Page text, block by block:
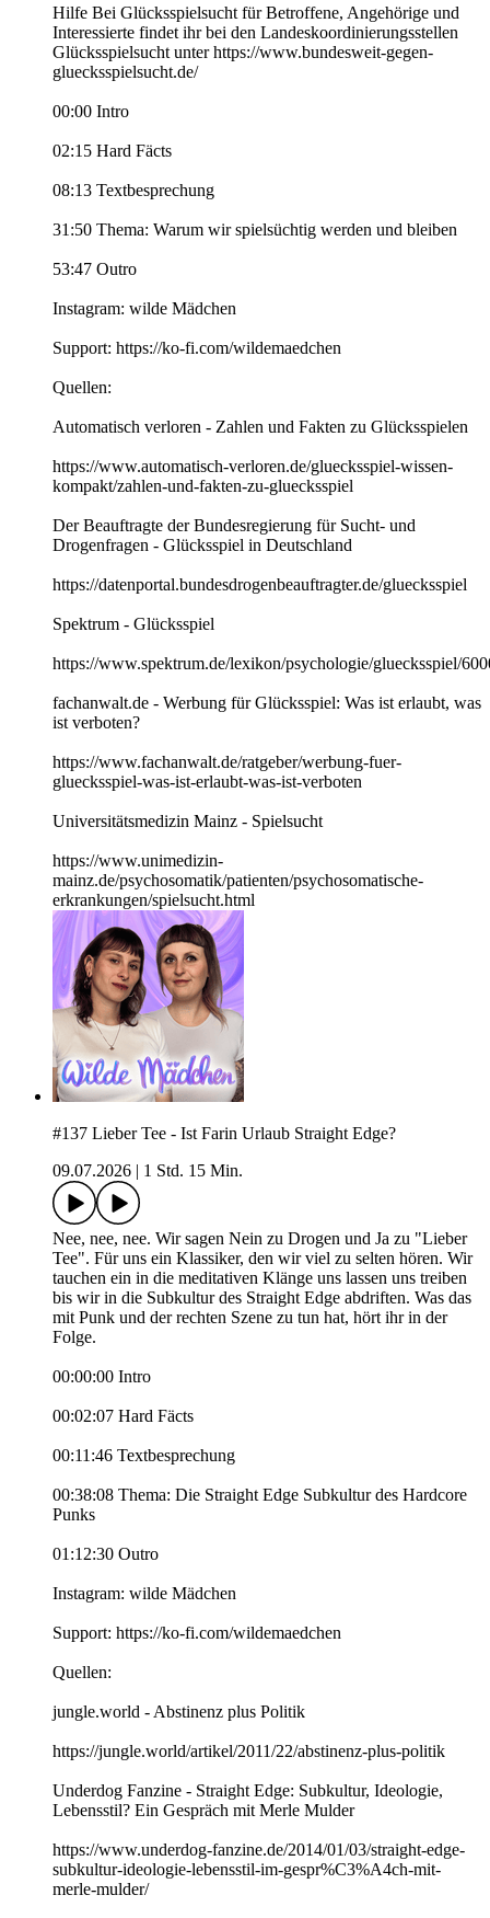
Hilfe Bei Glücksspielsucht für Betroffene, Angehörige und
Interessierte findet ihr bei den Landeskoordinierungsstellen
Glücksspielsucht unter https://www.bundesweit-gegen-
gluecksspielsucht.de/
00:00 Intro
02:15 Hard Fäcts
08:13 Textbesprechung
31:50 Thema: Warum wir spielsüchtig werden und bleiben
53:47 Outro
Instagram: wilde Mädchen
Support: https://ko-fi.com/wildemaedchen
Quellen:
Automatisch verloren - Zahlen und Fakten zu Glücksspielen
https://www.automatisch-verloren.de/gluecksspiel-wissen-
kompakt/zahlen-und-fakten-zu-gluecksspiel
Der Beauftragte der Bundesregierung für Sucht- und
Drogenfragen - Glücksspiel in Deutschland
https://datenportal.bundesdrogenbeauftragter.de/gluecksspiel
Spektrum - Glücksspiel
https://www.spektrum.de/lexikon/psychologie/gluecksspiel/
fachanwalt.de - Werbung für Glücksspiel: Was ist erlaubt, was
ist verboten?
https://www.fachanwalt.de/ratgeber/werbung-fuer-
gluecksspiel-was-ist-erlaubt-was-ist-verboten
Universitätsmedizin Mainz - Spielsucht
https://www.unimedizin-
mainz.de/psychosomatik/patienten/psychosomatische-
erkrankungen/spielsucht.html
#137 Lieber Tee - Ist Farin Urlaub Straight Edge?
09.07.2026
1 Std. 15 Min.
Nee, nee, nee. Wir sagen Nein zu Drogen und Ja zu "Lieber
Tee". Für uns ein Klassiker, den wir viel zu selten hören. Wir
tauchen ein in die meditativen Klänge uns lassen uns treiben
bis wir in die Subkultur des Straight Edge abdriften. Was das
mit Punk und der rechten Szene zu tun hat, hört ihr in der
Folge.
00:00:00 Intro
00:02:07 Hard Fäcts
00:11:46 Textbesprechung
00:38:08 Thema: Die Straight Edge Subkultur des Hardcore
Punks
01:12:30 Outro
Instagram: wilde Mädchen
Support: https://ko-fi.com/wildemaedchen
Quellen:
jungle.world - Abstinenz plus Politik
https://jungle.world/artikel/2011/22/abstinenz-plus-politik
Underdog Fanzine - Straight Edge: Subkultur, Ideologie,
Lebensstil? Ein Gespräch mit Merle Mulder
https://www.underdog-fanzine.de/2014/01/03/straight-edge-
subkultur-ideologie-lebensstil-im-gespr%C3%A4ch-mit-
merle-mulder/